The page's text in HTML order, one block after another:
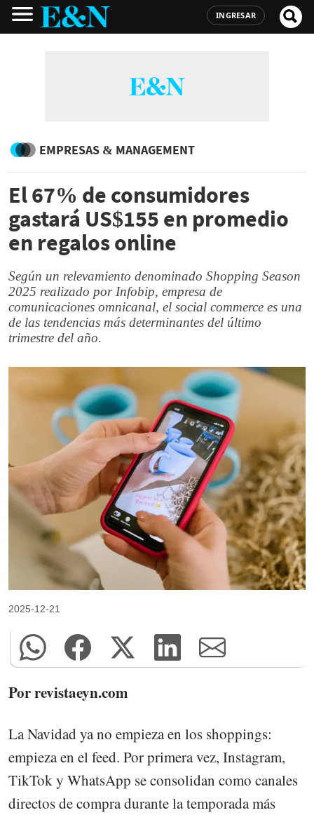
INGRESAR
EMPRESAS & MANAGEMENT
El 67% de consumidores
gastará US$155 en promedio
en regalos online
Según un relevamiento denominado Shopping Season
2025 realizado por Infobip, empresa de
comunicaciones omnicanal, el social commerce es una
de las tendencias más determinantes del último
trimestre del año.
2025-12-21
Por revistaeyn.com
La Navidad ya no empieza en los shoppings:
empieza en el feed. Por primera vez, Instagram,
TikTok y WhatsApp se consolidan como canales
directos de compra durante la temporada más